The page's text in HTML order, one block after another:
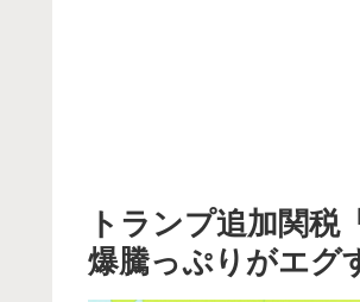
トランプ追加関税
爆騰っぷりがエグ